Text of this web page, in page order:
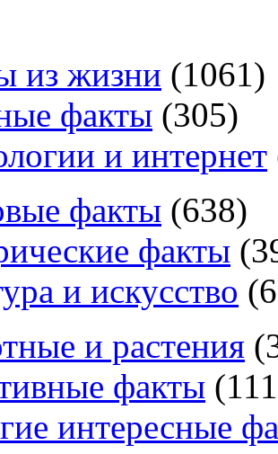
из жизни (1061)
факты (305)
и интернет
факты (638)
факты (
и искусство (
и растения (
факты (111
интересные